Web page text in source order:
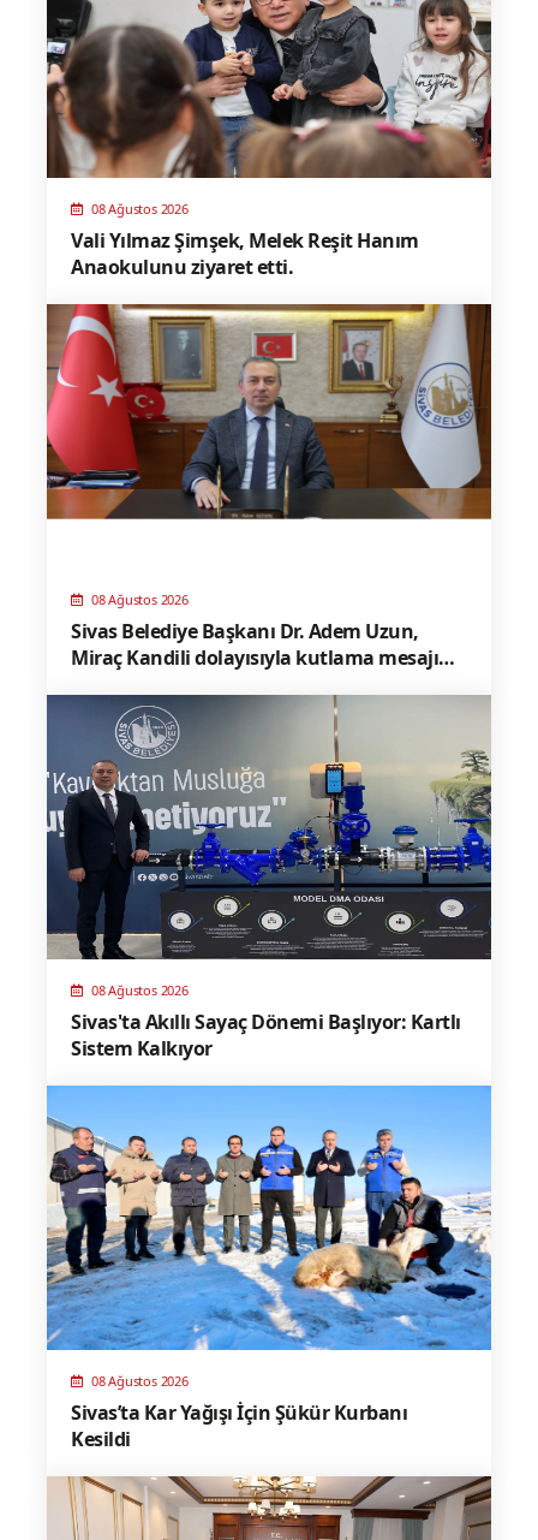
08 Ağustos 2026
Vali Yılmaz Şimşek, Melek Reşit Hanım
Anaokulunu ziyaret etti.
08 Ağustos 2026
Sivas Belediye Başkanı Dr. Adem Uzun,
Miraç Kandili dolayısıyla kutlama mesajı
08 Ağustos 2026
Sivas'ta Akıllı Sayaç Dönemi Başlıyor: Kartlı
Sistem Kalkıyor
08 Ağustos 2026
Sivas’ta Kar Yağışı İçin Şükür Kurbanı
Kesildi